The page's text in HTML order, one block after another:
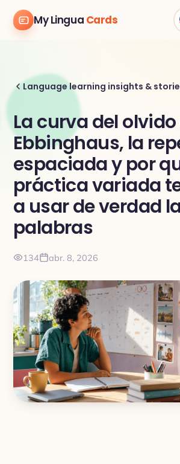
My Lingua Cards
Language learning insights &
La curva del
Ebbinghaus, la
espaciada y por
práctica variada
a usar de verdad
palabras
134 abr. 8, 2026